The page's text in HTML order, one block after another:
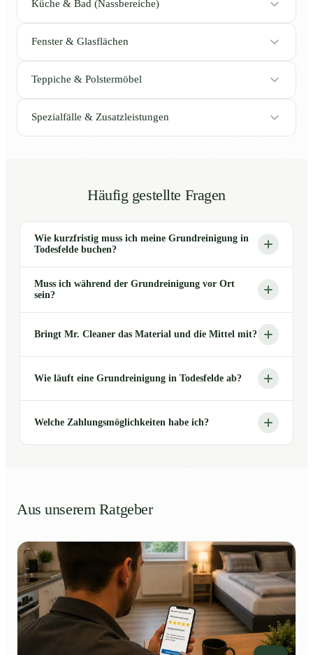
Küche & Bad (Nassbereiche)
Fenster & Glasflächen
Teppiche & Polstermöbel
Spezialfälle & Zusatzleistungen
Häufig gestellte Fragen
Wie kurzfristig muss ich meine Grundreinigung in
Todesfelde buchen?
Muss ich während der Grundreinigung vor Ort
sein?
Bringt Mr. Cleaner das Material und die Mittel mit?
Wie läuft eine Grundreinigung in Todesfelde ab?
Welche Zahlungsmöglichkeiten habe ich?
Aus unserem Ratgeber